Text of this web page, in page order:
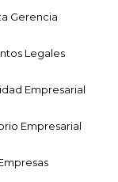
Gerencia
Legales
Empresarial
Empresarial